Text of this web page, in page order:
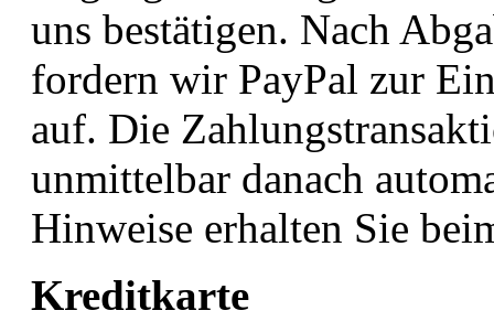
uns bestätigen. Nach
fordern wir PayPal zur
auf. Die
unmittelbar danach
Hinweise erhalten Sie
Kreditkarte